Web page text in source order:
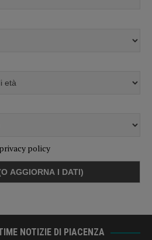
policy
NOTIZIE DI PIACENZA